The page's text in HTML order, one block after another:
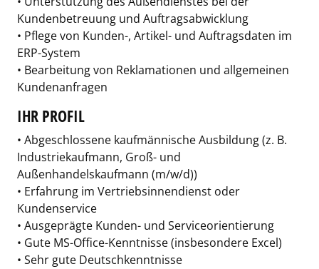
Kundenbetreuung und Auftragsabwicklung
• Pflege von Kunden-, Artikel- und Auftragsdaten im
ERP-System
• Bearbeitung von Reklamationen und allgemeinen
Kundenanfragen
IHR PROFIL
• Abgeschlossene kaufmännische Ausbildung (z. B.
Industriekaufmann, Groß- und
Außenhandelskaufmann (m/w/d))
• Erfahrung im Vertriebsinnendienst oder
Kundenservice
• Ausgeprägte Kunden- und Serviceorientierung
• Gute MS-Office-Kenntnisse (insbesondere Excel)
• Sehr gute Deutschkenntnisse